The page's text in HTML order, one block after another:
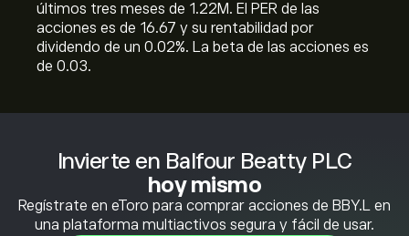
Invierte en Balfour Beatty PLC
hoy mismo
Regístrate en eToro para comprar acciones de BBY.L en
una plataforma multiactivos segura y fácil de usar.
últimos tres meses de 1.22M. El PER de las
acciones es de 16.67 y su rentabilidad por
dividendo de un 0.02%. La beta de las acciones es
de 0.03.